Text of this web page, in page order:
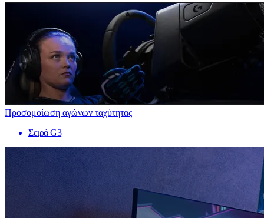
Προσομοίωση αγώνων ταχύτητας
Σειρά G3